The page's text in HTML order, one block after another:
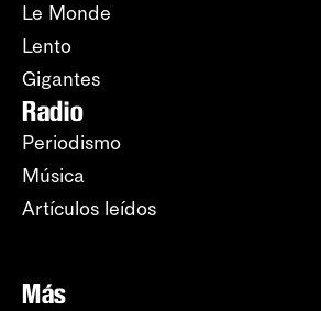
Le Monde
Lento
Gigantes
Radio
Periodismo
Música
Artículos leídos
Más